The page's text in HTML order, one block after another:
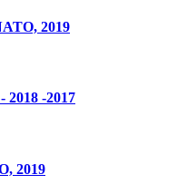
2019
-2017
2019